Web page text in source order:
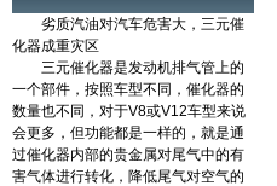
劣质汽油对汽车危害大，三元催
化器成重灾区
三元催化器是发动机排气管上的
一个部件，按照车型不同，催化器的
数量也不同，对于V8或V12车型来说
会更多，但功能都是一样的，就是通
过催化器内部的贵金属对尾气中的有
害气体进行转化，降低尾气对空气的